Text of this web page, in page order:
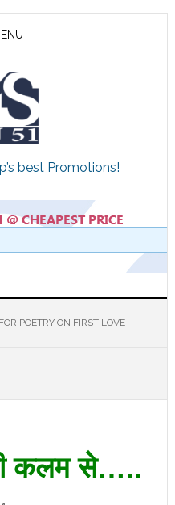
best Promotions!
POETRY ON FIRST LOVE
कलम से…..